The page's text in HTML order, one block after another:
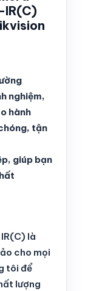
IR(C)
nghiệm,
hành
tận
giúp bạn
là
cho mọi
tôi để
lượng